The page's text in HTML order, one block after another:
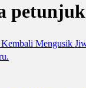
petunjuk